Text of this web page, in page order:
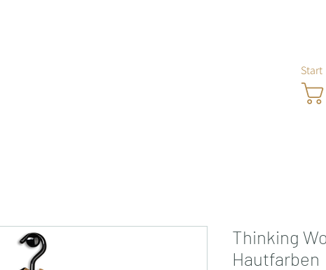
Start
Thinking
Hautfarben